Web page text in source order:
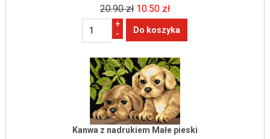
20.90 zł 10.50 zł
+
-
Kanwa z nadrukiem Małe pieski